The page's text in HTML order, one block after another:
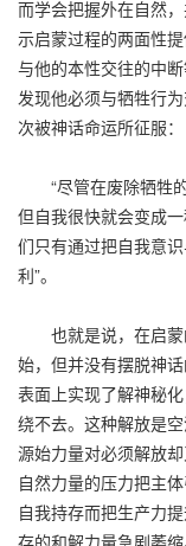
而学会把握外在自然
示启蒙过程的两面性
与他的本性交往的中
发现他必须与牺牲行
次被神话命运所征服：
“尽管在废除牺牲的
但自我很快就会变成
们只有通过把自我意
利”。
也就是说，在启蒙
始，但并没有摆脱神
表面上实现了解神秘
绕不去。这种解放是
源始力量对必须解放
自然力量的压力把主
自我持存而把生产力
存的和解力量急剧萎